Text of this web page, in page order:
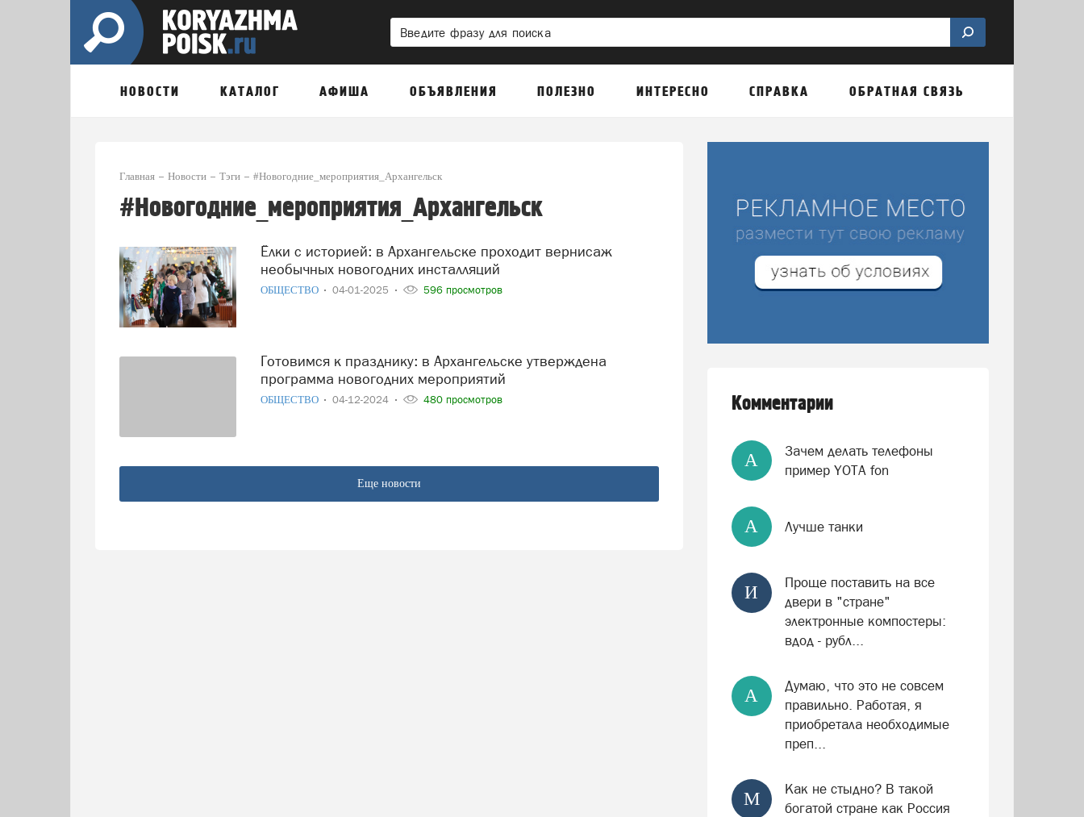
НОВОСТИ КАТАЛОГ АФИША ОБЪЯВЛЕНИЯ ПОЛЕЗНО ИНТЕРЕСНО СПРАВКА ОБРАТНАЯ СВЯЗЬ
Главная Новости Тэги #Новогодние_мероприятия_Архангельск
#Новогодние_мероприятия_Архангельск
Ёлки с историей: в Архангельске проходит вернисаж
необычных новогодних инсталляций
ОБЩЕСТВО 04-01-2025 596 просмотров
Готовимся к празднику: в Архангельске утверждена
программа новогодних мероприятий
ОБЩЕСТВО 04-12-2024 480 просмотров
Еще новости
Комментарии
А
Зачем делать телефоны
пример YOTA fon
А Лучше танки
И
Проще поставить на все
двери в "стране"
электронные компостеры:
вдод - рубл...
А
Думаю, что это не совсем
правильно. Работая, я
приобретала необходимые
преп...
М
Как не стыдно? В такой
богатой стране как Россия